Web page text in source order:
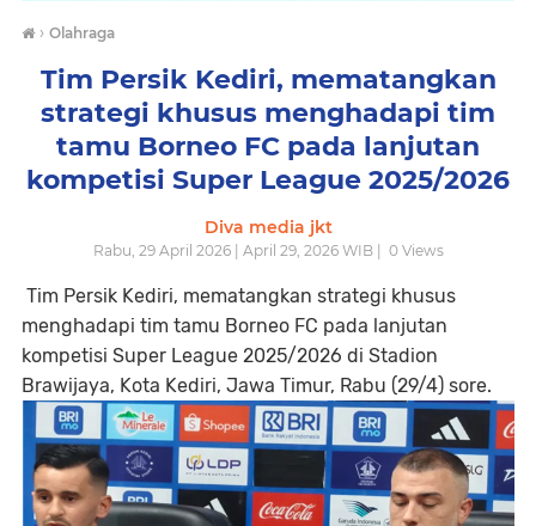
› Olahraga
Tim Persik Kediri, mematangkan
strategi khusus menghadapi tim
tamu Borneo FC pada lanjutan
kompetisi Super League 2025/2026
Diva media jkt
Rabu, 29 April 2026 | April 29, 2026 WIB | 0Views
Tim Persik Kediri, mematangkan strategi khusus
menghadapi tim tamu Borneo FC pada lanjutan
kompetisi Super League 2025/2026 di Stadion
Brawijaya, Kota Kediri, Jawa Timur, Rabu (29/4) sore.